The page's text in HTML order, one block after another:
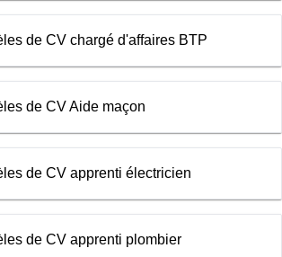
de CV chargé d'affaires BTP
de CV Aide maçon
de CV apprenti électricien
de CV apprenti plombier